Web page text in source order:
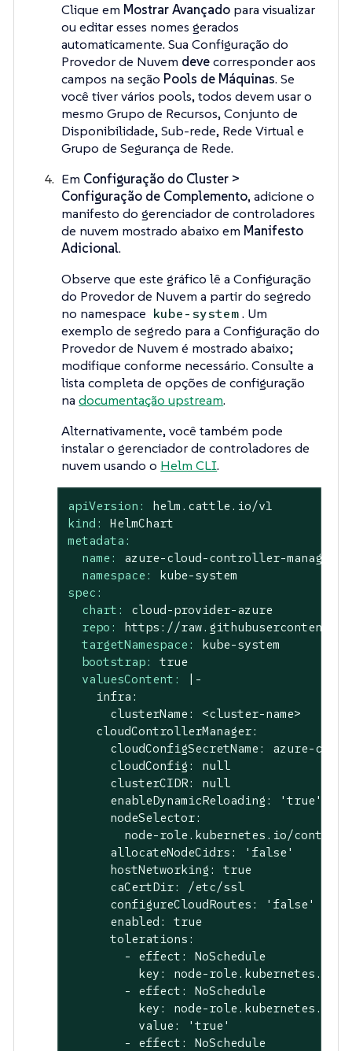
Clique em Mostrar Avançado para visualizar
ou editar esses nomes gerados
automaticamente. Sua Configuração do
Provedor de Nuvem devecorresponder aos
campos na seção Pools de Máquinas. Se
você tiver vários pools, todos devem usar o
mesmo Grupo de Recursos, Conjunto de
Disponibilidade, Sub-rede, Rede Virtual e
Grupo de Segurança de Rede.
Em Configuração do Cluster >
Configuração de Complemento, adicione o
manifesto do gerenciador de controladores
de nuvem mostrado abaixo em Manifesto
Adicional.
Observe que este gráfico lê a Configuração
do Provedor de Nuvem a partir do segredo
no namespace kube-system . Um
exemplo de segredo para a Configuração do
Provedor de Nuvem é mostrado abaixo;
modifique conforme necessário. Consulte a
lista completa de opções de configuração
nadocumentação upstream.
Alternativamente, você também pode
instalar o gerenciador de controladores de
nuvem usando o Helm CLI.
apiVersion:
helm.cattle.io/v1
kind:
HelmChart
metadata:
name:
azure-cloud-controller-manager
namespace:
kube-system
spec:
chart:
cloud-provider-azure
repo:
https://
targetNamespace:
kube-system
bootstrap:
true
valuesContent:
|-
    infra:
      clusterName: <cluster-name>
    cloudControllerManager:
cloudConfigSecretName: azure-
      cloudConfig: null
      clusterCIDR: null
      enableDynamicReloading: 'true'
      nodeSelector:
node-role.kubernetes.io/
      allocateNodeCidrs: 'false'
      hostNetworking: true
      caCertDir: /etc/ssl
      configureCloudRoutes: 'false'
      enabled: true
      tolerations:
        - effect: NoSchedule
key: node-role.kubernetes.io/
        - effect: NoSchedule
key: node-role.kubernetes.io/
          value: 'true'
        - effect: NoSchedule